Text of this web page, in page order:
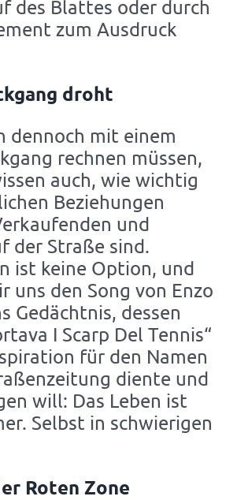
des Blattes oder durch
zum Ausdruck
droht
dennoch mit einem
rechnen müssen,
auch, wie wichtig
Beziehungen
und
der Straße sind.
ist keine Option, und
uns den Song von Enzo
Gedächtnis, dessen
I Scarp Del Tennis“
für den Namen
diente und
will: Das Leben ist
Selbst in schwierigen
Roten Zone